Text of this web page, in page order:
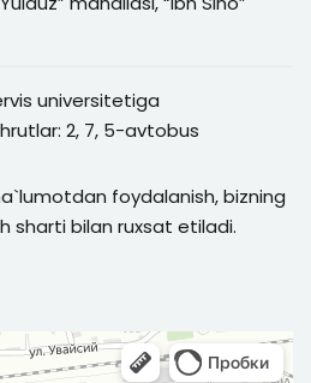
universitetiga
2, 7, 5-avtobus
foydalanish, bizning
sharti bilan ruxsat etiladi.